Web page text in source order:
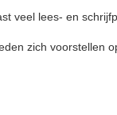
veel lees- en
zich voorstellen